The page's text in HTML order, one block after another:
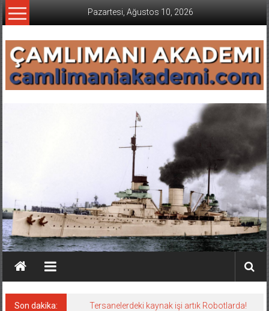
İçeriğe
geç
Pazartesi, Ağustos 10, 2026
Son dakika: Tersanelerdeki kaynak işi artık Robotlarda!